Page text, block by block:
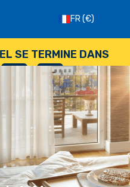
FR(€)
SE TERMINE DANS
--
SECONDES